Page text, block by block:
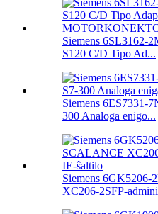
Siemens 6SL3162-
S120 C/D Tipo Ad...
Siemens 6ES7331-
300 Analoga enigo...
Siemens
XC206-2SFP-